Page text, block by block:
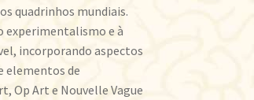
quadrinhos mundiais.
experimentalismo e à
incorporando aspectos
elementos de
Op Art e Nouvelle Vague